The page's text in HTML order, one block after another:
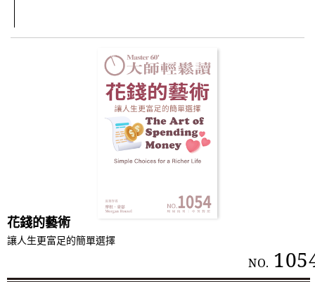
花錢的藝術
讓人生更富足的簡單選擇
NO.